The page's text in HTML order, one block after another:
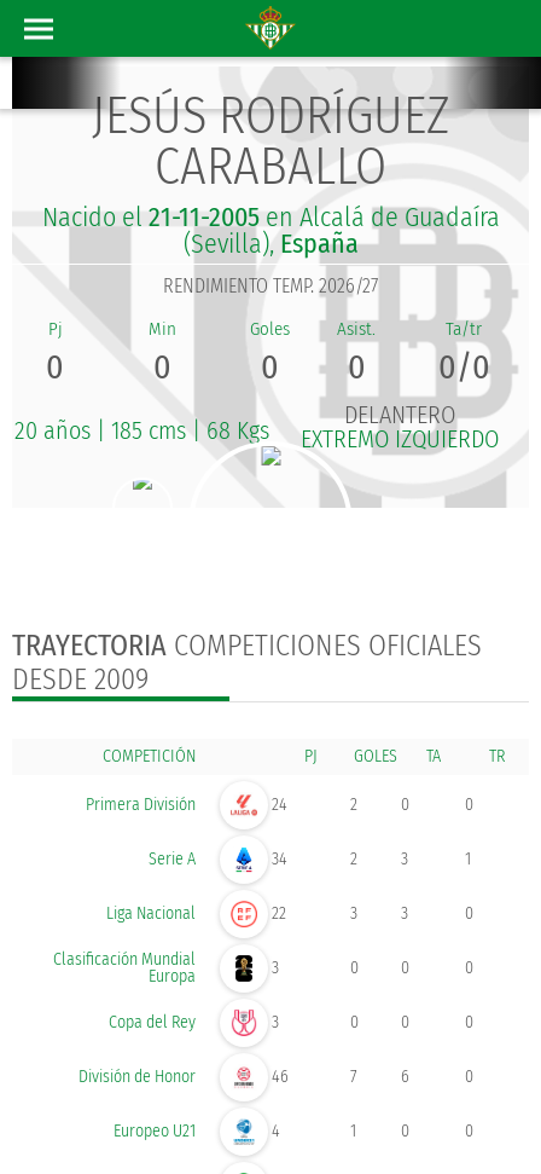
JESÚS RODRÍGUEZ
CARABALLO
Nacido el 21-11-2005en Alcalá de Guadaíra
(Sevilla), España
RENDIMIENTO TEMP. 2026/27
0 0 0 0 0/0
20 años 185 cms 68 Kgs
DELANTERO
EXTREMO IZQUIERDO
TRAYECTORIA COMPETICIONES OFICIALES
DESDE 2009
COMPETICIÓN GOLES
Primera División 24 2 0 0
Serie A 34 2 3 1
Liga Nacional 22 3 3 0
Clasificación Mundial
Europa
3 0 0 0
Copa del Rey 3 0 0 0
División de Honor 46 7 6 0
Europeo U21 4 1 0 0